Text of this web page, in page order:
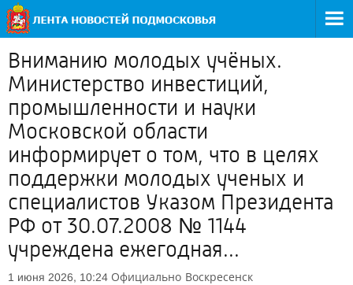
Вниманию молодых учёных.
Министерство инвестиций,
промышленности и науки
Московской области
информирует о том, что в целях
поддержки молодых ученых и
специалистов Указом Президента
РФ от 30.07.2008 № 1144
учреждена ежегодная...
1 июня 2026, 10:24 Официально Воскресенск